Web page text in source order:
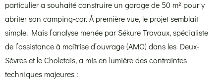
particulier a souhaité construire un garage de 50 m² pour y
abriter son camping-car. À première vue, le projet semblait
simple. Mais l’analyse menée par Sékure Travaux, spécialiste
de l’assistance à maîtrise d’ouvrage (AMO) dans les Deux-
Sèvres et le Choletais, a mis en lumière des contraintes
techniques majeures :